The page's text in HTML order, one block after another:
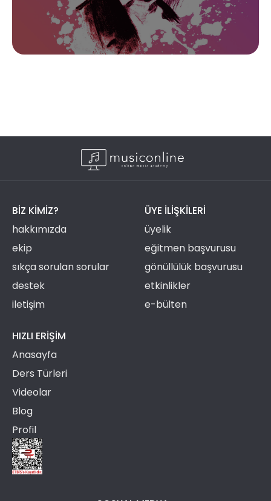
BIZ KIMIZ?
hakkımızda
ekip
sıkça sorulan sorular
destek
iletişim
ÜYE ILIŞKILERI
üyelik
eğitmen başvurusu
gönüllülük başvurusu
etkinlikler
e-bülten
HIZLI ERIŞIM
Anasayfa
Ders Türleri
Videolar
Blog
Profil